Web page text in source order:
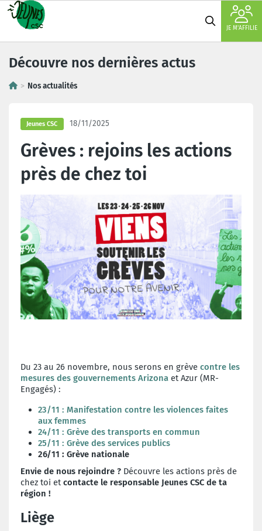
JE M'AFFILIE
Découvre nos dernières actus
Nos actualités
Jeunes CSC 18/11/2025
Grèves : rejoins les actions
près de chez toi
Du 23 au 26 novembre, nous serons en grève contre les
mesures des gouvernements Arizona et Azur (MR-
Engagés) :
23/11 : Manifestation contre les violences faites
aux femmes
24/11 : Grève des transports en commun
25/11 : Grève des services publics
26/11 : Grève nationale
Envie de nous rejoindre ? Découvre les actions près de
chez toi et contacte le responsable Jeunes CSC de ta
région !
Liège